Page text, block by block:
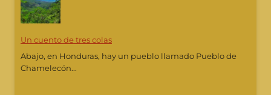
Un cuento de tres colas
Abajo, en Honduras, hay un pueblo llamado Pueblo de
Chamelecón...